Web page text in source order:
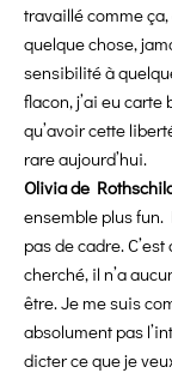
travaillé comme
quelque chose,
sensibilité à
flacon, j’ai eu
qu’avoir cette
rare aujourd’hui.
Olivia de
ensemble plus fun.
pas de cadre.
cherché, il n’a
être. Je me suis
absolument pas
dicter ce que je